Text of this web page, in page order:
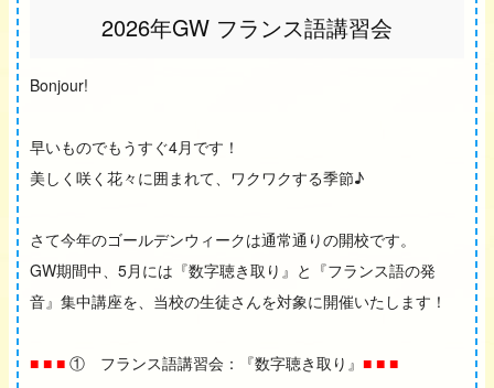
2026年GW フランス語講習会
Bonjour!
早いものでもうすぐ4月です！
美しく咲く花々に囲まれて、ワクワクする季節♪
さて今年のゴールデンウィークは通常通りの開校です。
GW期間中、5月には『数字聴き取り』と『フランス語の発
音』集中講座を、当校の生徒さんを対象に開催いたします！
■ ■ ■ ① フランス語講習会：『数字聴き取り』 ■ ■ ■